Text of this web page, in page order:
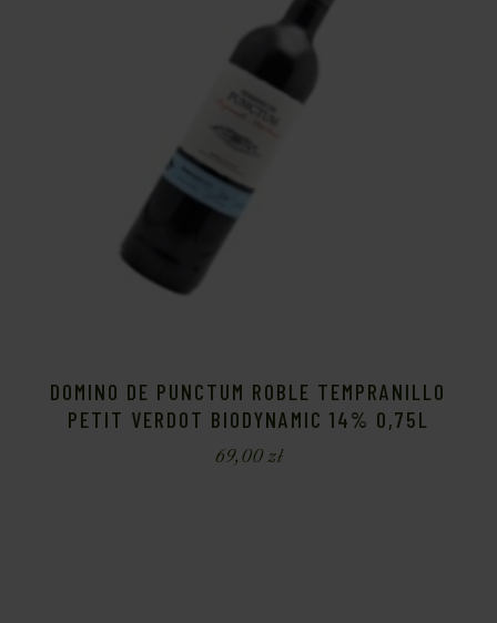
DOMINO DE PUNCTUM ROBLE TEMPRANILLO
PETIT VERDOT BIODYNAMIC 14% 0,75L
69,00zł